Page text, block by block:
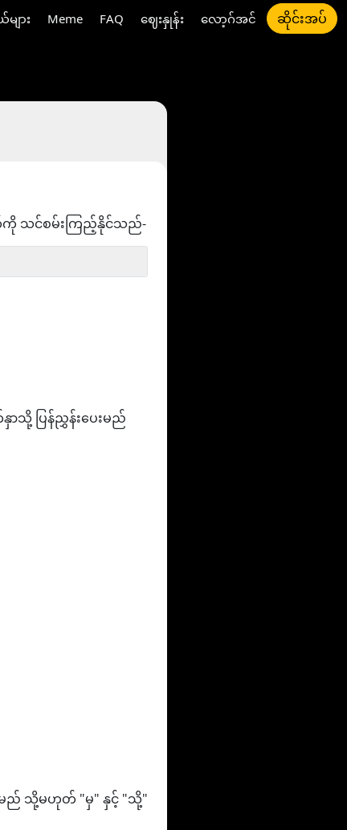
ျား Meme FAQ ဈေးနှုန်း လော့ဂ်အင် ဆိုင်းအပ်
သင်စမ်းကြည့်နိုင်သည်-
သို့ ပြန်ညွှန်းပေးမည်
ည် သို့မဟုတ် "မှ" နှင့် "သို့"